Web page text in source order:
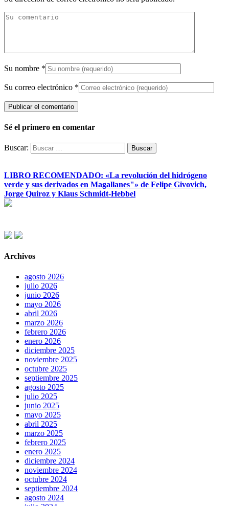
Su nombre *
Su correo electrónico *
Sé el primero en comentar
Buscar:
LIBRO RECOMENDADO: «La revolución del hidrógeno
verde y sus derivados en Magallanes"» de Felipe Givovich,
Jorge Quiroz y Klaus Schmidt-Hebbel
Archivos
agosto 2026
julio 2026
junio 2026
mayo 2026
abril 2026
marzo 2026
febrero 2026
enero 2026
diciembre 2025
noviembre 2025
octubre 2025
septiembre 2025
agosto 2025
julio 2025
junio 2025
mayo 2025
abril 2025
marzo 2025
febrero 2025
enero 2025
diciembre 2024
noviembre 2024
octubre 2024
septiembre 2024
agosto 2024